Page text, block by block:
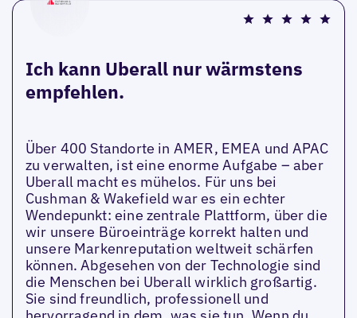
Ich kann Uberall nur wärmstens
empfehlen.
Über 400 Standorte in AMER, EMEA und APAC
zu verwalten, ist eine enorme Aufgabe – aber
Uberall macht es mühelos. Für uns bei
Cushman & Wakefield war es ein echter
Wendepunkt: eine zentrale Plattform, über die
wir unsere Büroeinträge korrekt halten und
unsere Markenreputation weltweit schärfen
können. Abgesehen von der Technologie sind
die Menschen bei Uberall wirklich großartig.
Sie sind freundlich, professionell und